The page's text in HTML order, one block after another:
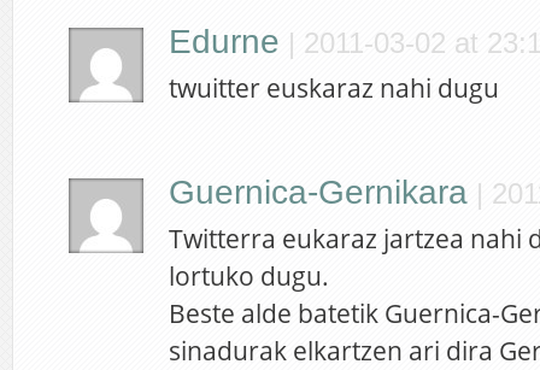
Edurne | 2011-03-02 at
twuitter euskaraz nahi dugu
Guernica-Gernikara |
Twitterra eukaraz jartzea nahi
lortuko dugu.
Beste alde batetik Guernica-
sinadurak elkartzen ari dira